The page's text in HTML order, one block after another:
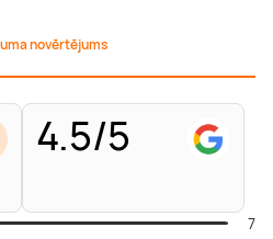
novērtējums
4.5/5
7